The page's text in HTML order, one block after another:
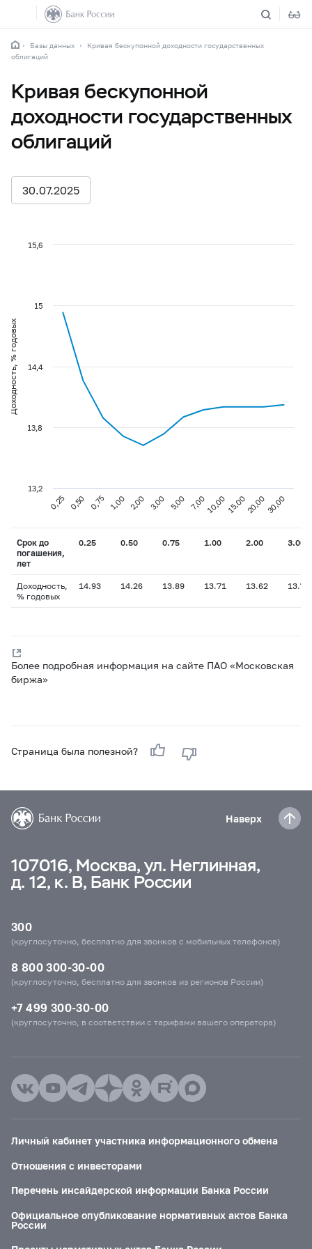
Базы данных
Кривая бескупонной доходности государственных
облигаций
Кривая бескупонной
доходности государственных
облигаций
30.07.2025
Доходность, % годовых
0,25 0,50 0,75 1,00 2,00 3,00 5,00 7,0010,0015,0020,0030,00
13,2
13,8
14,4
15
15,6
Срок до
погашения,
лет
0.25 0.50 0.75 1.00 2.00 3.00
Доходность,
% годовых
14.93 14.26 13.89 13.71 13.62 13.73
Более подробная информация на сайте ПАО «Московская
биржа»
Страница была полезной?
Наверх
107016, Москва, ул. Неглинная,
д. 12, к. В, Банк России
300
(круглосуточно, бесплатно для звонков с мобильных телефонов)
8 800 300-30-00
(круглосуточно, бесплатно для звонков из регионов России)
+7 499 300-30-00
(круглосуточно, в соответствии с тарифами вашего оператора)
Личный кабинет участника информационного обмена
Отношения с инвесторами
Перечень инсайдерской информации Банка России
Официальное опубликование нормативных актов Банка
России